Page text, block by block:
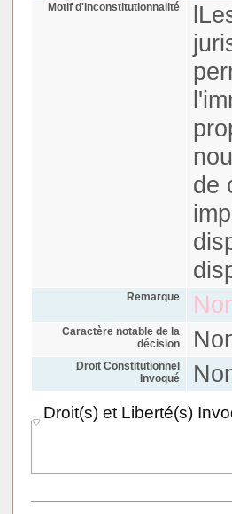
Motif d'inconstitutionnalité
de
Remarque
Caractère notable de la
décision
Droit Constitutionnel
Invoqué
Droit(s) et Liberté(s)